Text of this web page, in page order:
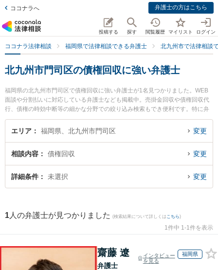
ココナラへ 弁護士の方はこちら
投稿する 探す 閲覧履歴 マイリスト ログイン
ココナラ法律相談 福岡県で法律相談できる弁護士 北九州市で法律相談
北九州市門司区の債権回収に強い弁護士
福岡県の北九州市門司区で債権回収に強い弁護士が1名見つかりました。WEB
面談や分割払いに対応している弁護士なども掲載中。売掛金回収や債権回収代
行、債権の時効中断等の細かな分野での絞り込み検索もでき便利です。特に弁
護士法人ＯＮＥ 門司オフィスの田川 瞳弁護士のプロフィール情報や弁護士費
用、強みなどが注目されています。『北九州市門司区で土日や夜間に発生した
相談できる北九州市門司区内の弁護士に相談予約したい』などでお困りの相談
者さんにおすすめです。
エリア 福岡県、北九州市門司区 変更
相談内容 債権回収 変更
詳細条件 未選択 変更
1 人の弁護士が見つかりました (検索結果について詳しくは こちら)
1件中 1-1件を表示
齋藤 遼
弁護士
インタビュー
を見る
福岡県